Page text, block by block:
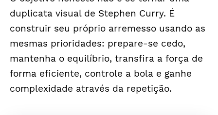
duplicata visual de Stephen Curry. É
construir seu próprio arremesso usando as
mesmas prioridades: prepare-se cedo,
mantenha o equilíbrio, transfira a força de
forma eficiente, controle a bola e ganhe
complexidade através da repetição.